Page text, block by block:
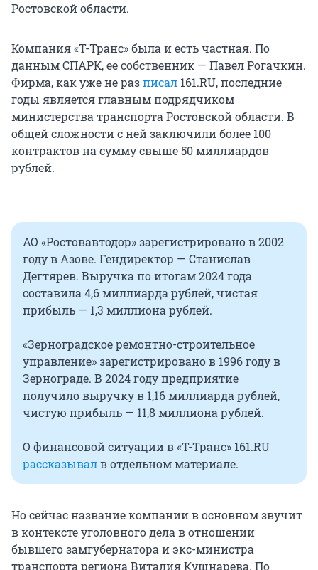
Ростовской области.
Компания «Т-Транс» была и есть частная. По
данным СПАРК, ее собственник — Павел Рогачкин.
Фирма, как уже не разписал 161.RU, последние
годы является главным подрядчиком
министерства транспорта Ростовской области. В
общей сложности с ней заключили более 100
контрактов на сумму свыше 50 миллиардов
рублей.
АО «Ростовавтодор» зарегистрировано в 2002
году в Азове. Гендиректор — Станислав
Дегтярев. Выручка по итогам 2024 года
составила 4,6 миллиарда рублей, чистая
прибыль — 1,3 миллиона рублей.
«Зерноградское ремонтно-строительное
управление» зарегистрировано в 1996 году в
Зернограде. В 2024 году предприятие
получило выручку в 1,16 миллиарда рублей,
чистую прибыль — 11,8 миллиона рублей.
О финансовой ситуации в «Т-Транс» 161.RU
рассказывалв отдельном материале.
Но сейчас название компании в основном звучит
в контексте уголовного дела в отношении
бывшего замгубернатора и экс-министра
транспорта региона Виталия Кушнарева. По